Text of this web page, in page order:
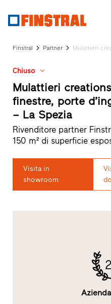
Pareti
vetrate
costruzione
per
il
progettista
Programma
per
Partner
Finstral
Collegamenti
rapidi
Finstral Partner Mulattieri
Chiuso
Mulattieri
finestre, porte
– La Spezia
Rivenditore partner
150 m² di superficie
Visita in
showroom